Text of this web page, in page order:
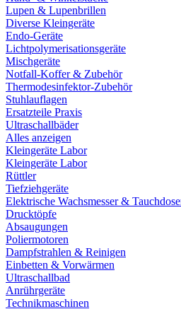
Lupen & Lupenbrillen
Diverse Kleingeräte
Endo-Geräte
Lichtpolymerisationsgeräte
Mischgeräte
Notfall-Koffer & Zubehör
Thermodesinfektor-Zubehör
Stuhlauflagen
Ersatzteile Praxis
Ultraschallbäder
Alles anzeigen
Kleingeräte Labor
Kleingeräte Labor
Rüttler
Tiefziehgeräte
Elektrische Wachsmesser &
Drucktöpfe
Absaugungen
Poliermotoren
Dampfstrahlen & Reinigen
Einbetten & Vorwärmen
Ultraschallbad
Anrührgeräte
Technikmaschinen